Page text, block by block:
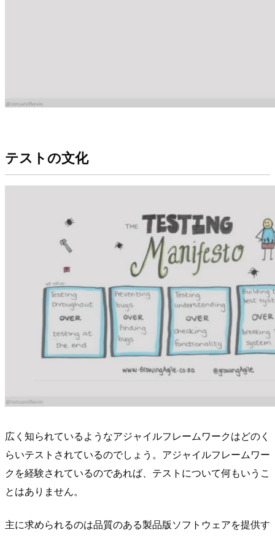
テストの文化
広く知られているようなアジャイルフレームワークはどのく
らいテストされているのでしょう。アジャイルフレームワー
クを経験されているのであれば、テストについて何もいうこ
とはありません。
主に求められるのは品質のある製品版ソフトウェアを提供す